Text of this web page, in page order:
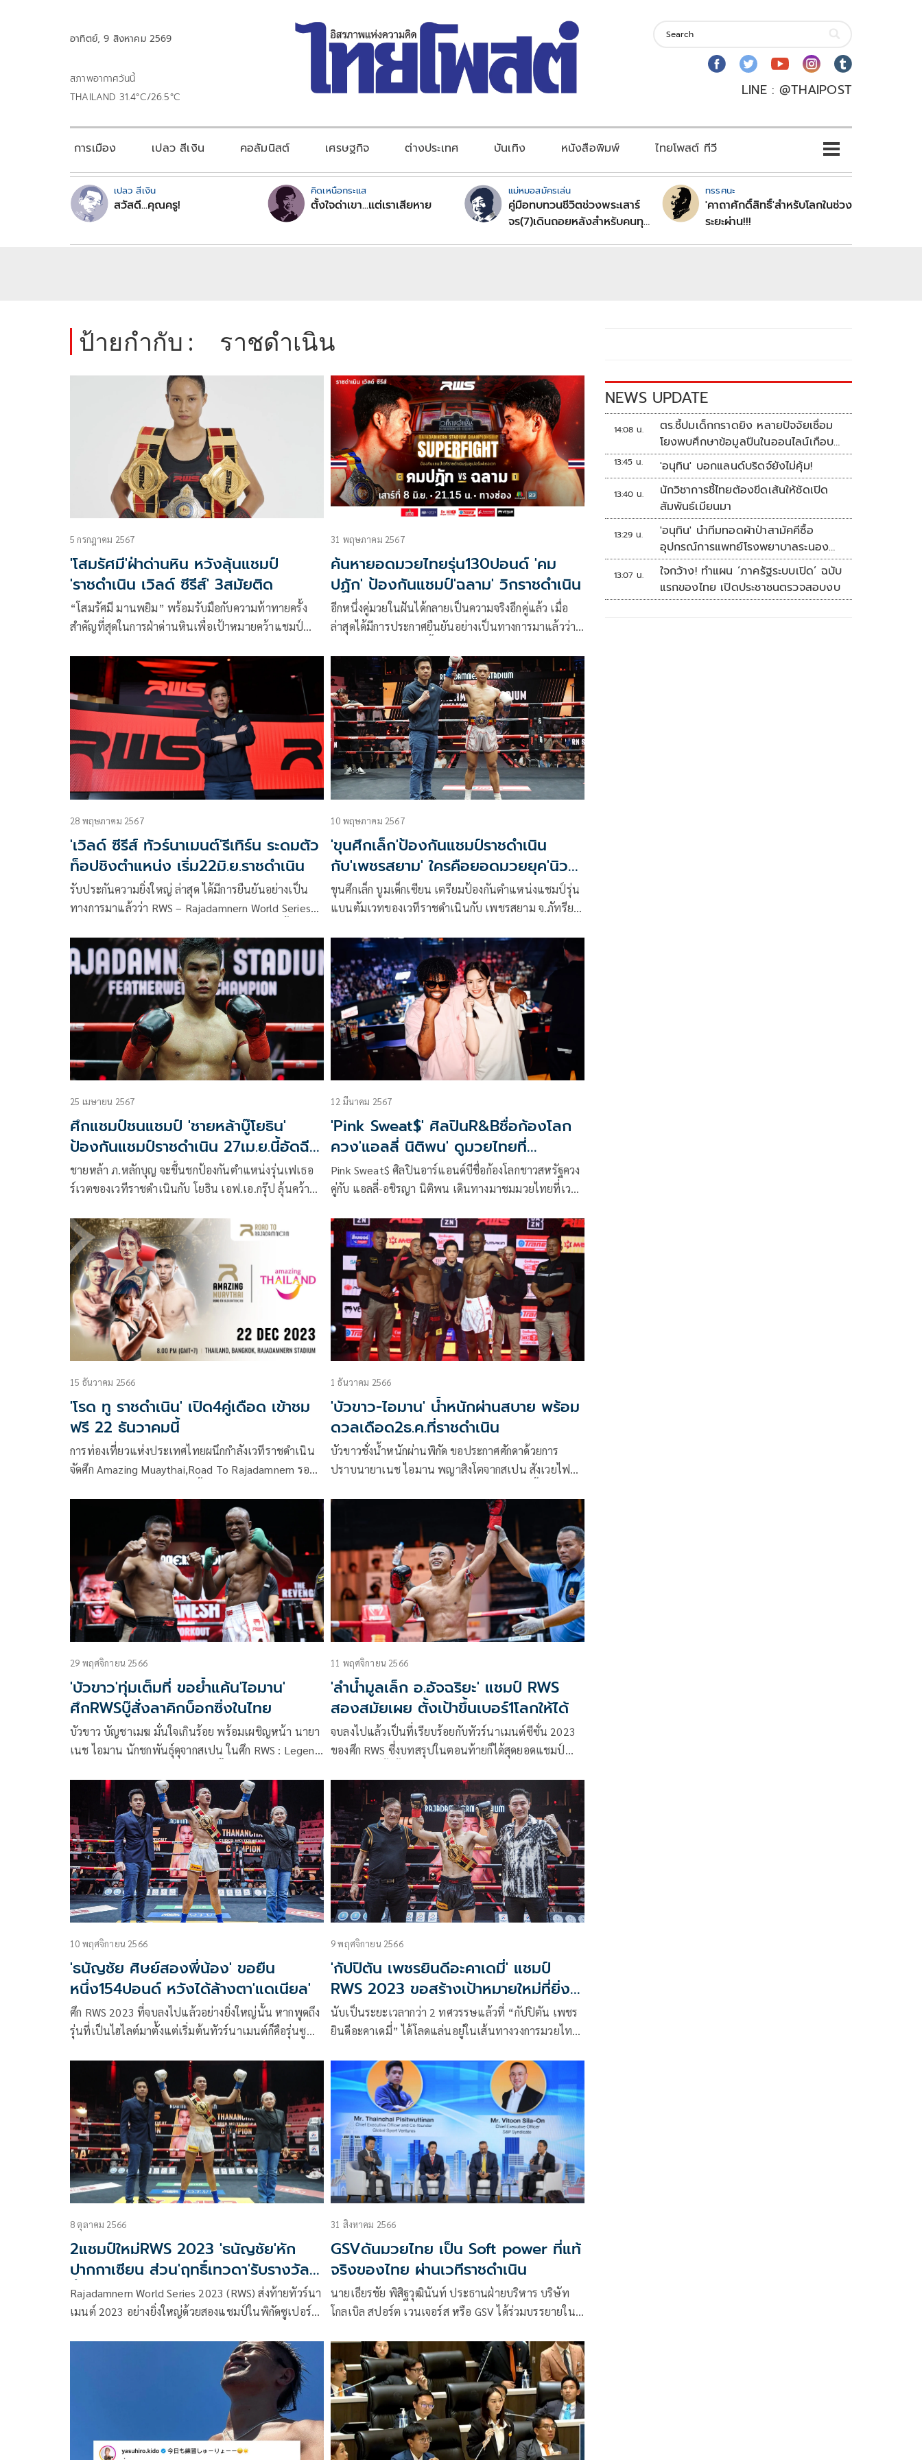
อาทิตย์, 9 สิงหาคม 2569
สภาพอากาศวันนี้
THAILAND 31.4°C/26.5°C
LINE : @THAIPOST
การเมือง เปลว สีเงิน คอลัมนิสต์ เศรษฐกิจ ต่างประเทศ บันเทิง หนังสือพิมพ์ ไทยโพสต์ ทีวี
เปลว สีเงิน
สวัสดี...คุณครู!
คิดเหนือกระแส
ตั้งใจด่าเขา...แต่เราเสียหาย
แม่หมอสมัครเล่น
คู่มือทบทวนชีวิตช่วงพระเสาร์
จร(7)เดินถอยหลังสำหรับคนทุก
ทรรศนะ
'คาถาศักดิ์สิทธิ์'สำหรับโลกในช่วง
ระยะผ่าน!!!
ป้ายกำกับ : ราชดำเนิน
5 กรกฎาคม 2567
'โสมรัศมี'ฝ่าด่านหิน หวังลุ้นแชมป์
'ราชดำเนิน เวิลด์ ซีรีส์' 3สมัยติด
“โสมรัศมี มานพยิม” พร้อมรับมือกับความท้าทายครั้ง
สำคัญที่สุดในการฝ่าด่านหินเพื่อเป้าหมายคว้าแชมป์
แชมป์ให้ได้ 3 สมัยติดต่อกัน
31 พฤษภาคม 2567
ค้นหายอดมวยไทยรุ่น130ปอนด์ 'คม
ปฏัก' ป้องกันแชมป์'ฉลาม' วิกราชดำเนิน
อีกหนึ่งคู่มวยในฝันได้กลายเป็นความจริงอีกคู่แล้ว เมื่อ
ล่าสุดได้มีการประกาศยืนยันอย่างเป็นทางการมาแล้วว่า
เธอร์เวทเวทีราชดำเนินกับ ฉลาม พรัญชัย ซึ่งคมปฏัก
และฉลามต่างก็ได้ชื่อว่าเป็นที่สุดของพิกัด 130 ปอนด์
ทำให้สามารถพูดได้เลยว่านี่คือศึกค้นหายอดมวยแห่งพิกัด
นี้อย่างแท้จริง โดยทั้งคู่จะได้ฤกษ์ประชันฝีมือกันใน
RAJADAMNERN STADIUM CHAMPIONSHIP
SUPERFIGHT วันเสาร์ที่ 8 มิ.ย. นี้ ที่เวทีราชดำเนิน
28 พฤษภาคม 2567
'เวิลด์ ซีรีส์ ทัวร์นาเมนต์'รีเทิร์น ระดมตัว
ท็อปชิงตำแหน่ง เริ่ม22มิ.ย.ราชดำเนิน
รับประกันความยิ่งใหญ่ ล่าสุด ได้มีการยืนยันอย่างเป็น
ทางการมาแล้วว่า RWS – Rajadamnern World Series
ที่ 22 มิ.ย. ที่เวทีราชดำเนิน โดยเช่นเคย นี่จะเป็นการ
ระดมนักชกระดับแชมป์จากทั่วทุกมุมโลกกว่า 40 คนขึ้น
ประชันเชิงชกมวยไทยของแท้ใน 5 พิกัดน้ำหนักเพื่อคัด
หาว่าใครจะเป็นที่สุดในแต่ละพิกัด ใครจะได้เป็นแชมป์
เหนือแชมป์ของแต่ละรุ่น
10 พฤษภาคม 2567
'ขุนศึกเล็ก'ป้องกันแชมป์ราชดำเนิน
กับ'เพชรสยาม' ใครคือยอดมวยยุค'นิว
เจน'”
ขุนศึกเล็ก บูมเด็กเซียน เตรียมป้องกันตำแหน่งแชมป์รุ่น
แบนตัมเวทของเวทีราชดำเนินกับ เพชรสยาม จ.ภัทรียา
เป็นยอดมวยแห่งยุค “นิว เจนเนอเรชั่น” ในศึก
RAJADAMNERN STADIUM CHAMPIONSHIP
SUPERFIGHT ครั้งที่3 ในวันเสาร์ที่ 11 พ.ค.นี้ ที่เวที
ราชดำเนิน
25 เมษายน 2567
ศึกแชมป์ชนแชมป์ 'ชายหล้าบู๊โยธิน'
ป้องกันแชมป์ราชดำเนิน 27เม.ย.นี้อัดฉีด
หลักล้าน
ชายหล้า ภ.หลักบุญ จะขึ้นชกป้องกันตำแหน่งรุ่นเฟเธอ
ร์เวตของเวทีราชดำเนินกับ โยธิน เอฟ.เอ.กรุ๊ป ลุ้นคว้า
RAJADAMNERN STADIUM CHAMPIONSHIP
SUPERFIGHT ในศึก RWS วันที่ 27 เม.ย.67 ณ เวที
ราชดำเนิน
12 มีนาคม 2567
'Pink Sweat$' ศิลปินR&Bชื่อก้องโลก
ควง'แอลลี่ นิติพน' ดูมวยไทยที่
ราชดำเนิน
Pink Sweat$ ศิลปินอาร์แอนด์บีชื่อก้องโลกชาวสหรัฐควง
คู่กับ แอลลี่-อชิรญา นิติพน เดินทางมาชมมวยไทยที่เวที
15 ธันวาคม 2566
'โรด ทู ราชดำเนิน' เปิด4คู่เดือด เข้าชม
ฟรี 22 ธันวาคมนี้
การท่องเที่ยวแห่งประเทศไทยผนึกกำลังเวทีราชดำเนิน
จัดศึก Amazing Muaythai,Road To Rajadamnern รอบ
1 ธันวาคม 2566
'บัวขาว-ไอมาน' น้ำหนักผ่านสบาย พร้อม
ดวลเดือด2ธ.ค.ที่ราชดำเนิน
บัวขาวชั่งน้ำหนักผ่านพิกัด ขอประกาศศักดาด้วยการ
ปราบนายาเนช ไอมาน พญาสิงโตจากสเปน สังเวยไฟต์
RWS : Legend of Rajadamnern ในวันเสาร์ที่ 2
29 พฤศจิกายน 2566
'บัวขาว'ทุ่มเต็มที่ ขอย้ำแค้น'ไอมาน'
ศึกRWSบู๊สั่งลาคิกบ็อกซิ่งในไทย
บัวขาว บัญชาเมฆ มั่นใจเกินร้อย พร้อมเผชิญหน้า นายา
เนช ไอมาน นักชกพันธุ์ดุจากสเปน ในศึก RWS : Legend
11 พฤศจิกายน 2566
'ลำน้ำมูลเล็ก อ.อัจฉริยะ' แชมป์ RWS
สองสมัยเผย ตั้งเป้าขึ้นเบอร์1โลกให้ได้
จบลงไปแล้วเป็นที่เรียบร้อยกับทัวร์นาเมนต์ซีซั่น 2023
ของศึก RWS ซึ่งบทสรุปในตอนท้ายก็ได้สุดยอดแชมป์
มาตรฐานการชกของตัวเองไว้ได้เป็นอย่างดีก็คงหนีไม่พ้น
“ลำน้ำมูลเล็ก อ.อัจฉริยะ” ยอดมวยถ้วยพระราชทานจาก
จังหวัดบุรีรัมย์ที่ตอกย้ำให้ทุกคนได้เห็นว่าเขานี่แหละคือ
สุดยอดนักชกของพิกัด 135 ปอนด์อย่างแท้จริง
10 พฤศจิกายน 2566
'ธนัญชัย ศิษย์สองพี่น้อง' ขอยืน
หนึ่ง154ปอนด์ หวังได้ล้างตา'แดเนียล'
ศึก RWS 2023 ที่จบลงไปแล้วอย่างยิ่งใหญ่นั้น หากพูดถึง
รุ่นที่เป็นไฮไลต์มาตั้งแต่เริ่มต้นทัวร์นาเมนต์ก็คือรุ่นซู
โรดริเกวซ ซึ่งชนะคะแนน ยอดวิชา ยอดวิชายิมในรอบชิง
ชนะเลิศของซีซั่น 2022 แถมยังเป็นนักมวยสวิตเซอร์
แลนด์คนแรกที่ได้ครองแชมป์เวทีราชดำเนินรุ่น 154
ปอนด์อีกด้วย
9 พฤศจิกายน 2566
'กัปปิตัน เพชรยินดีอะคาเดมี่' แชมป์
RWS 2023 ขอสร้างเป้าหมายใหม่ที่ยิ่ง
ใหญ่เดิม
นับเป็นระยะเวลากว่า 2 ทศวรรษแล้วที่ “กัปปิตัน เพชร
ยินดีอะคาเดมี่” ได้โลดแล่นอยู่ในเส้นทางวงการมวยไทย
ราชดำเนิน เวิลด์ ซีรีส์ด้วยการเอาชนะคะแนนหนึ่งล้าน
เล็ก จิตรเมืองนนท์ก็ถือเป็นสิ่งที่กัปปิตันพูดออกมาอย่าง
เต็มปากเลยว่าเป็นหนึ่งในความภาคภูมิใจที่สุดในชีวิต
การเป็นนักมวยของเขา
8 ตุลาคม 2566
2แชมป์ใหม่RWS 2023 'ธนัญชัย'หัก
ปากกาเซียน ส่วน'ฤทธิ์เทวดา'รับรางวัล
อื้อ
Rajadamnern World Series 2023 (RWS) ส่งท้ายทัวร์นา
เมนต์ 2023 อย่างยิ่งใหญ่ด้วยสองแชมป์ในพิกัดซูเปอร์
พลิกฟอร์มล็อค หักปากกาเซียนเอาชนะ ยอดวิชา ยอด
คาเดมี่ สับศอกปิดบัญชี เฮอคิวลิส ว.จักรวุฒิ ในยกที่สาม
ผงาดคว้าชัยสวยหรูบนสังเวียนราชดำเนิน เวทีมวยไทย
31 สิงหาคม 2566
GSVดันมวยไทย เป็น Soft power ที่แท้
จริงของไทย ผ่านเวทีราชดำเนิน
นายเธียรชัย พิสิฐวุฒินันท์ ประธานฝ่ายบริหาร บริษัท
โกลเบิล สปอร์ต เวนเจอร์ส หรือ GSV ได้ร่วมบรรยายใน
power ในงาน Thailand Focus 2023 ครั้งที่ 17 จากการ
จัดของตลาดหลักทรัพย์แห่งประเทศไทยระหว่างวันที่
23-25 ส.ค. ที่ผ่านมา โดยเป็นการให้ข้อมูลแนวทางการ
ขับเคลื่อนเศรษฐกิจและตลาดทุนไทยสู่บริบทใหม่แห่ง
การลงทุนแก่ผู้ลงทุนสถาบันกว่า 200 ราย จาก 96 สถาบัน
ทั่วโลก
NEWS UPDATE
14:08 น.
ตร.ชี้ปมเด็กกราดยิง หลายปัจจัยเชื่อม
โยงพบศึกษาข้อมูลปืนในออนไลน์เกือบ
2 ปี
13:45 น. 'อนุทิน' บอกแลนด์บริดจ์ยังไม่คุ้ม!
13:40 น.
นักวิชาการชี้ไทยต้องขีดเส้นให้ชัดเปิด
สัมพันธ์เมียนมา
13:29 น.
'อนุทิน' นำทีมทอดผ้าป่าสามัคคีซื้อ
อุปกรณ์การแพทย์โรงพยาบาลระนอง
ยอดเงินทำบุญ 20 ล้านบาท
13:07 น.
ใจกว้าง! ทำแผน ‘ภาครัฐระบบเปิด’ ฉบับ
แรกของไทย เปิดประชาชนตรวจสอบงบ